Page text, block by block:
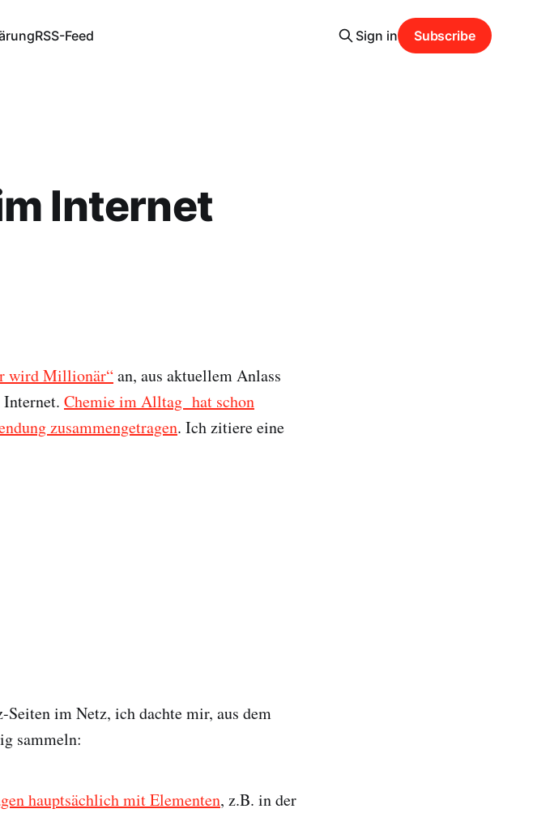
RSS-Feed Sign in Subscribe
Internet
wird Millionär“an, aus aktuellem Anlass
Chemie im Alltag hat schon
zusammengetragen. Ich zitiere eine
Seiten im Netz, ich dachte mir, aus dem
sammeln:
hauptsächlich mit Elementen, z.B. in der